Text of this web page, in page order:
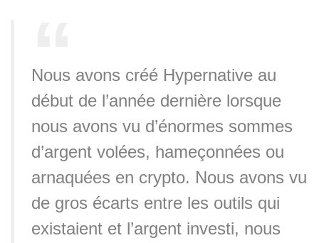
Nous avons créé Hypernative au
début de l’année dernière lorsque
nous avons vu d’énormes sommes
d’argent volées, hameçonnées ou
arnaquées en crypto. Nous avons vu
de gros écarts entre les outils qui
existaient et l’argent investi, nous